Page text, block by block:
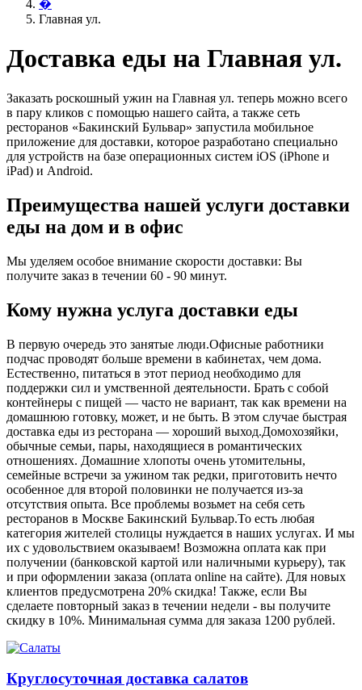
�
Главная ул.
Доставка еды на Главная ул.
Заказать роскошный ужин на Главная ул. теперь можно всего
в пару кликов с помощью нашего сайта, а также сеть
ресторанов «Бакинский Бульвар» запустила мобильное
приложение для доставки, которое разработано специально
для устройств на базе операционных систем iOS (iPhone и
iPad) и Android.
Преимущества нашей услуги доставки
еды на дом и в офис
Мы уделяем особое внимание скорости доставки: Вы
получите заказ в течении 60 - 90 минут.
Кому нужна услуга доставки еды
В первую очередь это занятые люди.Офисные работники
подчас проводят больше времени в кабинетах, чем дома.
Естественно, питаться в этот период необходимо для
поддержки сил и умственной деятельности. Брать с собой
контейнеры с пищей ― часто не вариант, так как времени на
домашнюю готовку, может, и не быть. В этом случае быстрая
доставка еды из ресторана ― хороший выход.Домохозяйки,
обычные семьи, пары, находящиеся в романтических
отношениях. Домашние хлопоты очень утомительны,
семейные встречи за ужином так редки, приготовить нечто
особенное для второй половинки не получается из-за
отсутствия опыта. Все проблемы возьмет на себя сеть
ресторанов в Москве Бакинский Бульвар.То есть любая
категория жителей столицы нуждается в наших услугах. И мы
их с удовольствием оказываем! Возможна оплата как при
получении (банковской картой или наличными курьеру), так
и при оформлении заказа (оплата online на сайте). Для новых
клиентов предусмотрена 20% скидка! Также, если Вы
сделаете повторный заказ в течении недели - вы получите
скидку в 10%. Минимальная сумма для заказа 1200 рублей.
Круглосуточная доставка салатов